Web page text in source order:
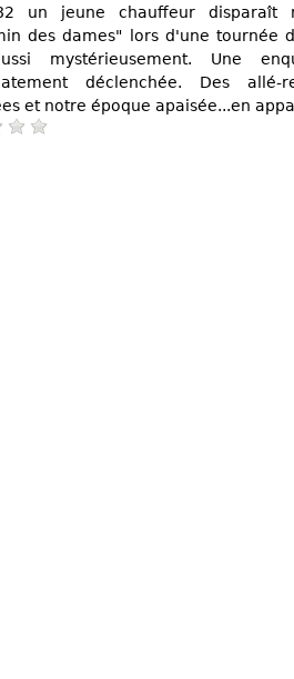
un jeune chauffeur disparaît
des dames" lors d'une tournée
mystérieusement. Une
déclenchée. Des
et notre époque apaisée...en